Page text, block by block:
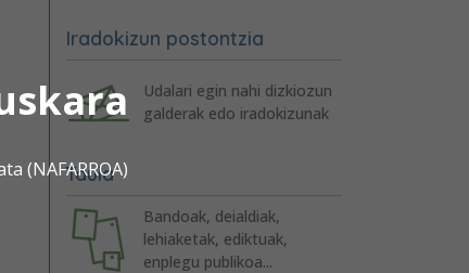
(NAFARROA)
Iradokizun postontzia
Udalari egin nahi dizkiozun
galderak edo iradokizunak
Taula
Bandoak, deialdiak,
lehiaketak, ediktuak,
enplegu publikoa...